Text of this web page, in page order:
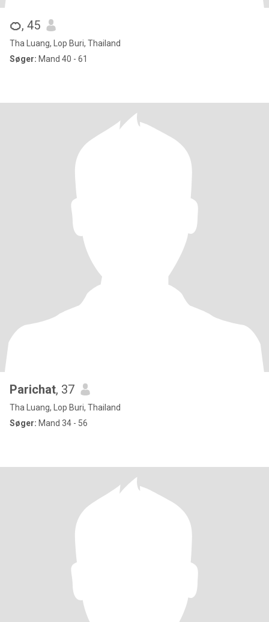
🍊, 45
Tha Luang, Lop Buri, Thailand
Søger: Mand 40 - 61
Parichat, 37
Tha Luang, Lop Buri, Thailand
Søger: Mand 34 - 56